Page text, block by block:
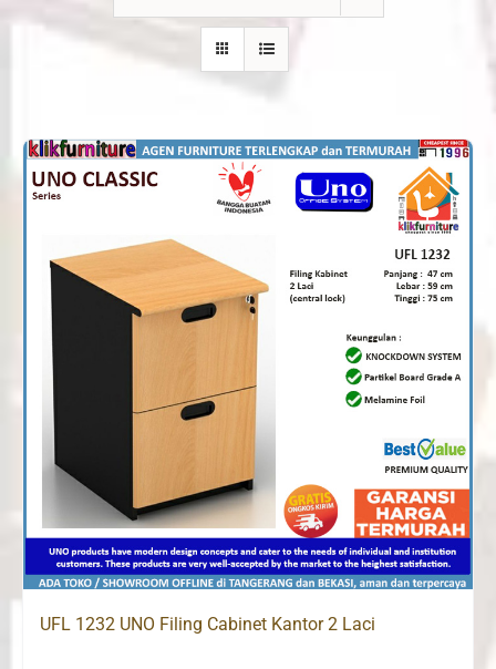
UFL 1232 UNO Filing Cabinet Kantor 2 Laci